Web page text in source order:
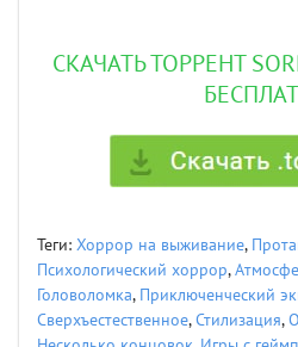
СКАЧАТЬ ТОРРЕНТ
Теги: Хоррор на выживание,
Психологический хоррор,
Головоломка, Приключенческий
Сверхъестественное,Стилизация,